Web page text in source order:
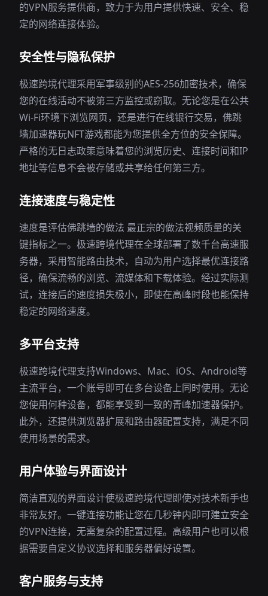
的VPN服务提供商，致力于为用户提供快速、安全、稳
定的网络连接体验。
安全性与隐私保护
极速跨境代理采用军事级别的AES-256加密技术，确保
您的在线活动不被第三方监控或窃取。无论您是在公共
Wi-Fi环境下浏览网页，还是进行在线银行交易，佛跳
墙加速器玩NFT游戏都能为您提供全方位的安全保障。
严格的无日志政策意味着您的浏览历史、连接时间和IP
地址等信息不会被存储或共享给任何第三方。
连接速度与稳定性
速度是评估佛跳墙的做法 最正宗的做法视频质量的关
键指标之一。极速跨境代理在全球部署了数千台高速服
务器，采用智能路由技术，自动为用户选择最优连接路
径，确保流畅的浏览、流媒体和下载体验。经过实际测
试，连接后的速度损失极小，即使在高峰时段也能保持
稳定的网络速度。
多平台支持
极速跨境代理支持Windows、Mac、iOS、Android等
主流平台，一个账号即可在多台设备上同时使用。无论
您使用何种设备，都能享受到一致的青峰加速器保护。
此外，还提供浏览器扩展和路由器配置支持，满足不同
使用场景的需求。
用户体验与界面设计
简洁直观的界面设计使极速跨境代理即使对技术新手也
非常友好。一键连接功能让您在几秒钟内即可建立安全
的VPN连接，无需复杂的配置过程。高级用户也可以根
据需要自定义协议选择和服务器偏好设置。
客户服务与支持